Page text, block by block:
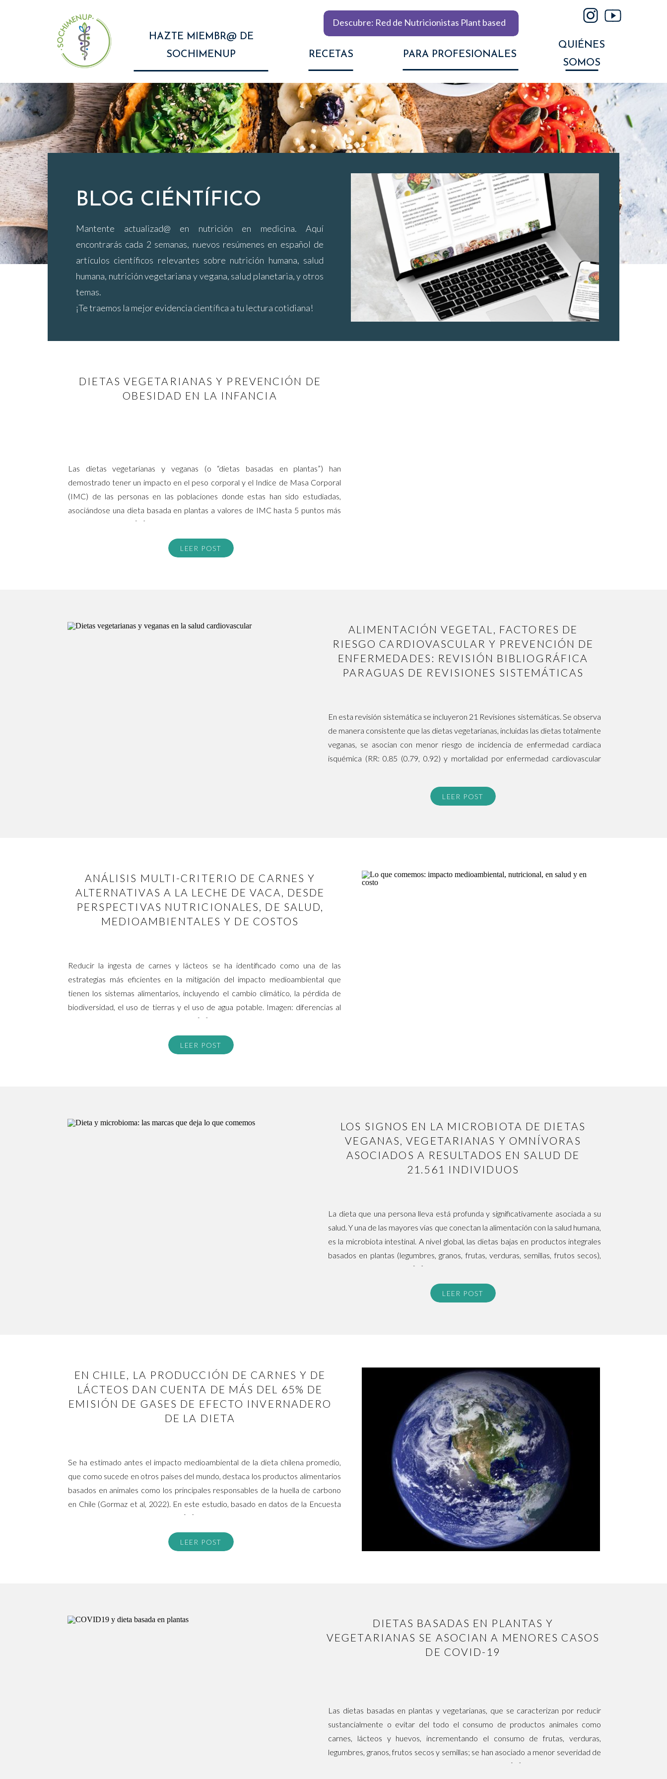
RECETAS PARA PROFESIONALES
QUIÉNES
SOMOS
HAZTE MIEMBR@ DE
SOCHIMENUP
Descubre: Red de Nutricionistas Plant based
Mantente actualizad@ en nutrición en medicina. Aquí
encontrarás cada 2 semanas, nuevos resúmenes en español de
artículos científicos relevantes sobre nutrición humana, salud
humana, nutrición vegetariana y vegana, salud planetaria, y otros
temas.
¡Te traemos la mejor evidencia científica a tu lectura cotidiana!
BLOG CIÉNTÍFICO
Las dietas vegetarianas y veganas (o “dietas basadas en plantas”) han
demostrado tener un impacto en el peso corporal y el Indice de Masa Corporal
(IMC) de las personas en las poblaciones donde estas han sido estudiadas,
asociándose una dieta basada en plantas a valores de IMC hasta 5 puntos más
bajos que sus pares […]
DIETAS VEGETARIANAS Y PREVENCIÓN DE
OBESIDAD EN LA INFANCIA
LEER POST
En esta revisión sistemática se incluyeron 21 Revisiones sistemáticas. Se observa
de manera consistente que las dietas vegetarianas, incluidas las dietas totalmente
veganas, se asocian con menor riesgo de incidencia de enfermedad cardiaca
isquémica (RR: 0.85 (0.79, 0.92) y mortalidad por enfermedad cardiovascular
ALIMENTACIÓN VEGETAL, FACTORES DE
RIESGO CARDIOVASCULAR Y PREVENCIÓN DE
ENFERMEDADES: REVISIÓN BIBLIOGRÁFICA
PARAGUAS DE REVISIONES SISTEMÁTICAS
LEER POST
Reducir la ingesta de carnes y lácteos se ha identificado como una de las
estrategias más eficientes en la mitigación del impacto medioambiental que
tienen los sistemas alimentarios, incluyendo el cambio climático, la pérdida de
biodiversidad, el uso de tierras y el uso de agua potable. Imagen: diferencias al
reemplazar porción por porción en (A) […]
ANÁLISIS MULTI-CRITERIO DE CARNES Y
ALTERNATIVAS A LA LECHE DE VACA, DESDE
PERSPECTIVAS NUTRICIONALES, DE SALUD,
MEDIOAMBIENTALES Y DE COSTOS
LEER POST
La dieta que una persona lleva está profunda y significativamente asociada a su
salud. Y una de las mayores vías que conectan la alimentación con la salud humana,
es la microbiota intestinal. A nivel global, las dietas bajas en productos integrales
basados en plantas (legumbres, granos, frutas, verduras, semillas, frutos secos),
causan más muertes que […]
LOS SIGNOS EN LA MICROBIOTA DE DIETAS
VEGANAS, VEGETARIANAS Y OMNÍVORAS
ASOCIADOS A RESULTADOS EN SALUD DE
21.561 INDIVIDUOS
LEER POST
Se ha estimado antes el impacto medioambiental de la dieta chilena promedio,
que como sucede en otros países del mundo, destaca los productos alimentarios
basados en animales como los principales responsables de la huella de carbono
en Chile (Gormaz et al, 2022). En este estudio, basado en datos de la Encuesta
Nacional de Consumo Alimentario […]
EN CHILE, LA PRODUCCIÓN DE CARNES Y DE
LÁCTEOS DAN CUENTA DE MÁS DEL 65% DE
EMISIÓN DE GASES DE EFECTO INVERNADERO
DE LA DIETA
LEER POST
Las dietas basadas en plantas y vegetarianas, que se caracterizan por reducir
sustancialmente o evitar del todo el consumo de productos animales como
carnes, lácteos y huevos, incrementando el consumo de frutas, verduras,
legumbres, granos, frutos secos y semillas; se han asociado a menor severidad de
la enfermedad por COVID-19 y a menor incidencia de […]
DIETAS BASADAS EN PLANTAS Y
VEGETARIANAS SE ASOCIAN A MENORES CASOS
DE COVID-19